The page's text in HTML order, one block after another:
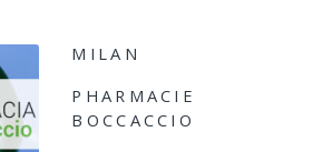
MILAN
PHARMACIE
BOCCACCIO